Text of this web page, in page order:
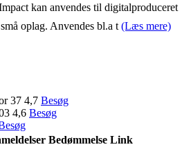
kan anvendes til digitalproduceret
oplag. Anvendes bl.a t (Læs mere)
37 4,7 Besøg
4,6 Besøg
Bedømmelse Link